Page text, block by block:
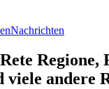
Nachrichten
Regione,
andere